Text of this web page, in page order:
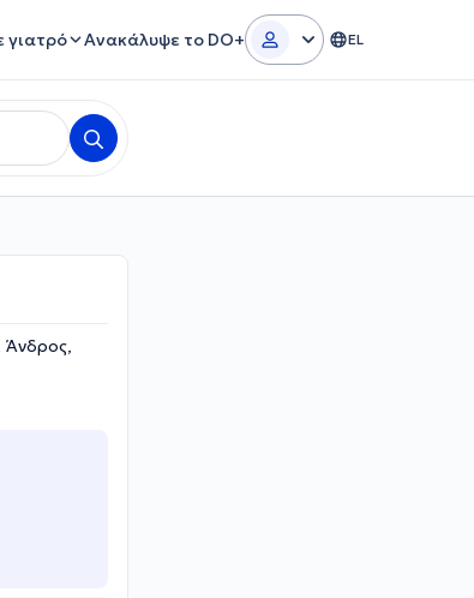
γιατρό Ανακάλυψε το DO+ EL